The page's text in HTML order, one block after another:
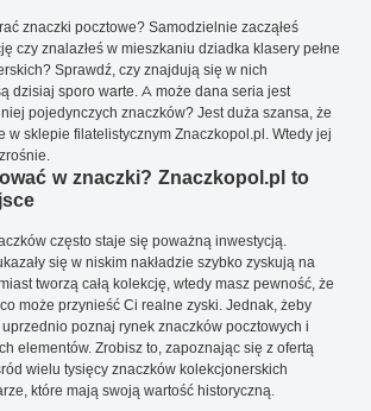
znaczki pocztowe? Samodzielnie zacząłeś
czy znalazłeś w mieszkaniu dziadka klasery pełne
Sprawdź, czy znajdują się w nich
dzisiaj sporo warte. A może dana seria jest
pojedynczych znaczków? Jest duża szansa, że
w sklepie filatelistycznym Znaczkopol.pl. Wtedy jej
w znaczki? Znaczkopol.pl to
często staje się poważną inwestycją.
się w niskim nakładzie szybko zyskują na
tworzą całą kolekcję, wtedy masz pewność, że
może przynieść Ci realne zyski. Jednak, żeby
poznaj rynek znaczków pocztowych i
elementów. Zrobisz to, zapoznając się z ofertą
wielu tysięcy znaczków kolekcjonerskich
które mają swoją wartość historyczną.